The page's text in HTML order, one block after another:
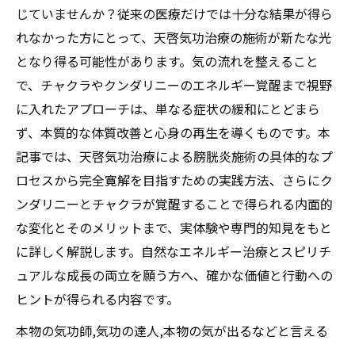
じていませんか？従来の医療だけでは十分な結果が得ら
れなかった方にとって、天啓気功治療の施術が新たな光
となり得る可能性があります。気の流れを整えること
で、チャクラやクンダリニーのエネルギー覚醒まで視野
に入れたアプローチは、単なる症状の緩和にとどまら
ず、本質的な体質改善と心身の再生を導くものです。本
記事では、天啓気功治療による膀胱炎施術の具体的なプ
ロセスから完全寛解を目指すための実践方法、さらにク
ンダリニーとチャクラが覚醒することで得られる内面的
な変化とそのメリットまで、実体験や専門的知見をもと
に詳しく解説します。自然なエネルギー治療とスピリチ
ュアルな成長の両立を願う方へ、確かな価値と行動への
ヒントが得られる内容です。
本物の気功師,気功の達人,本物の気が出るなどと言える